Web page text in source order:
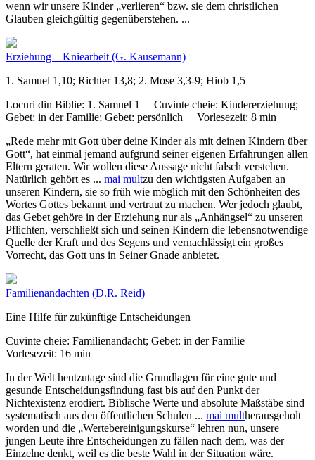
wenn wir unsere Kinder „verlieren“ bzw. sie dem christlichen
Glauben gleichgültig gegenüberstehen. ...
Erziehung – Kniearbeit (G. Kausemann)
1. Samuel 1,10; Richter 13,8; 2. Mose 3,3-9; Hiob 1,5
Locuri din Biblie: 1. Samuel 1 Cuvinte cheie: Kindererziehung;
Gebet: in der Familie; Gebet: persönlich Vorlesezeit: 8 min
„Rede mehr mit Gott über deine Kinder als mit deinen Kindern über
Gott“, hat einmal jemand aufgrund seiner eigenen Erfahrungen allen
Eltern geraten. Wir wollen diese Aussage nicht falsch verstehen.
Natürlich gehört es ... mai multzu den wichtigsten Aufgaben an
unseren Kindern, sie so früh wie möglich mit den Schönheiten des
Wortes Gottes bekannt und vertraut zu machen. Wer jedoch glaubt,
das Gebet gehöre in der Erziehung nur als „Anhängsel“ zu unseren
Pflichten, verschließt sich und seinen Kindern die lebensnotwendige
Quelle der Kraft und des Segens und vernachlässigt ein großes
Vorrecht, das Gott uns in Seiner Gnade anbietet.
Familienandachten (D.R. Reid)
Eine Hilfe für zukünftige Entscheidungen
Cuvinte cheie: Familienandacht; Gebet: in der Familie
Vorlesezeit: 16 min
In der Welt heutzutage sind die Grundlagen für eine gute und
gesunde Entscheidungsfindung fast bis auf den Punkt der
Nichtexistenz erodiert. Biblische Werte und absolute Maßstäbe sind
systematisch aus den öffentlichen Schulen ... mai multherausgeholt
worden und die „Wertebereinigungskurse“ lehren nun, unsere
jungen Leute ihre Entscheidungen zu fällen nach dem, was der
Einzelne denkt, weil es die beste Wahl in der Situation wäre.